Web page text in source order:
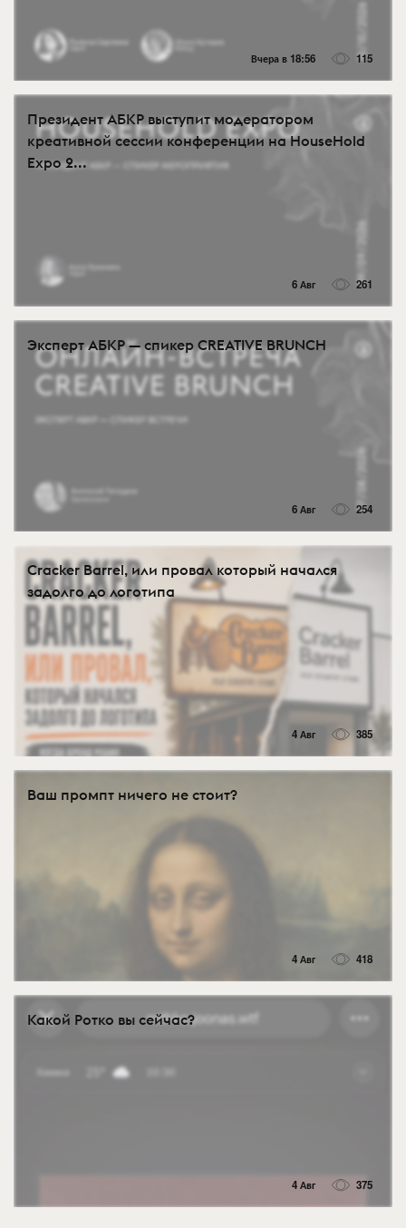
Вчера в 18:56 115
Президент АБКР выступит модератором
креативной сессии конференции на HouseHold
Expo 2...
6 Авг 261
Эксперт АБКР — спикер CREATIVE BRUNCH
6 Авг 254
Cracker Barrel, или провал который начался
задолго до логотипа
4 Авг 385
Ваш промпт ничего не стоит?
4 Авг 418
Какой Ротко вы сейчас?
4 Авг 375